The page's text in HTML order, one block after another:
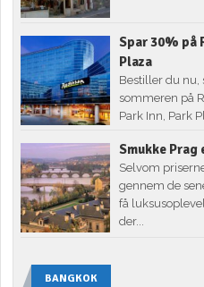
Spar 30% på
Plaza
Bestiller du nu,
sommeren på
Park Inn, Park
Smukke
Selvom
gennem de
få
der...
BANGKOK